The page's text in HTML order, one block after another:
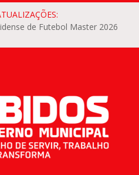
de Futebol Master 2026